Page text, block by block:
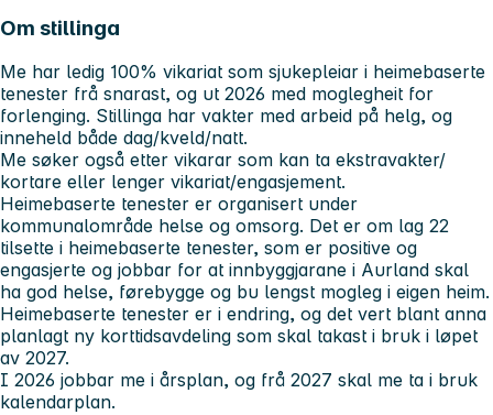
Om stillinga
Me har ledig 100% vikariat som sjukepleiar i heimebaserte
tenester frå snarast, og ut 2026 med moglegheit for
forlenging. Stillinga har vakter med arbeid på helg, og
inneheld både dag/kveld/natt.
Me søker også etter vikarar som kan ta ekstravakter/
kortare eller lenger vikariat/engasjement.
Heimebaserte tenester er organisert under
kommunalområde helse og omsorg. Det er om lag 22
tilsette i heimebaserte tenester, som er positive og
engasjerte og jobbar for at innbyggjarane i Aurland skal
ha god helse, førebygge og bu lengst mogleg i eigen heim.
Heimebaserte tenester er i endring, og det vert blant anna
planlagt ny korttidsavdeling som skal takast i bruk i løpet
av 2027.
I 2026 jobbar me i årsplan, og frå 2027 skal me ta i bruk
kalendarplan.